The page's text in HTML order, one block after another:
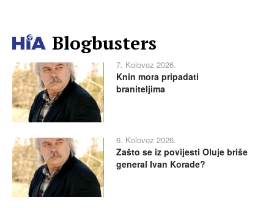
Blogbusters
7. Kolovoz 2026.
Knin mora pripadati
braniteljima
6. Kolovoz 2026.
Zašto se iz povijesti Oluje briše
general Ivan Korade?